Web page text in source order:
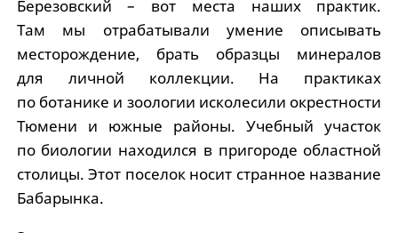
Березовский – вот места наших практик.
Там мы отрабатывали умение описывать
месторождение, брать образцы минералов
для личной коллекции. На практиках
по ботанике и зоологии исколесили окрестности
Тюмени и южные районы. Учебный участок
по биологии находился в пригороде областной
столицы. Этот поселок носит странное название
Бабарынка.